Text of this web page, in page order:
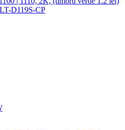
D119S-CP